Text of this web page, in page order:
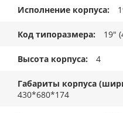
Исполнение корпуса
Код типоразмера 19"
Высота корпуса 4
Габариты корпуса
430*680*174